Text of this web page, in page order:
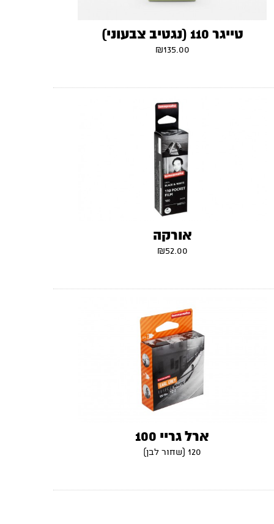
טייגר 110 (נגטיב צבעוני)
₪135.00
אורקה
₪52.00
ארל גריי 100
120 (שחור לבן)